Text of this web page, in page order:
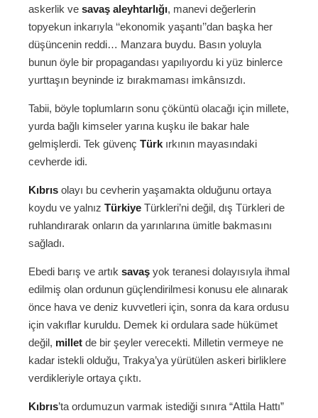
askerlik ve savaş aleyhtarlığı, manevi değerlerin
topyekun inkarıyla ‘‘ekonomik yaşantı’’dan başka her
düşüncenin reddi… Manzara buydu. Basın yoluyla
bunun öyle bir propagandası yapılıyordu ki yüz binlerce
yurttaşın beyninde iz bırakmaması imkânsızdı.
Tabii, böyle toplumların sonu çöküntü olacağı için millete,
yurda bağlı kimseler yarına kuşku ile bakar hale
gelmişlerdi. Tek güvenç Türk ırkının mayasındaki
cevherde idi.
Kıbrıs olayı bu cevherin yaşamakta olduğunu ortaya
koydu ve yalnız Türkiye Türkleri’ni değil, dış Türkleri de
ruhlandırarak onların da yarınlarına ümitle bakmasını
sağladı.
Ebedi barış ve artık savaş yok teranesi dolayısıyla ihmal
edilmiş olan ordunun güçlendirilmesi konusu ele alınarak
önce hava ve deniz kuvvetleri için, sonra da kara ordusu
için vakıflar kuruldu. Demek ki ordulara sade hükümet
değil, millet de bir şeyler verecekti. Milletin vermeye ne
kadar istekli olduğu, Trakya’ya yürütülen askeri birliklere
verdikleriyle ortaya çıktı.
Kıbrıs’ta ordumuzun varmak istediği sınıra “Attila Hattı”